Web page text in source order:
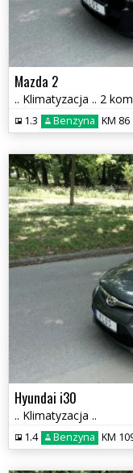
Mazda 2
1.3 Benzyna KM 86
Hyundai i30
.. Klimatyzacja ..
1.4 Benzyna KM